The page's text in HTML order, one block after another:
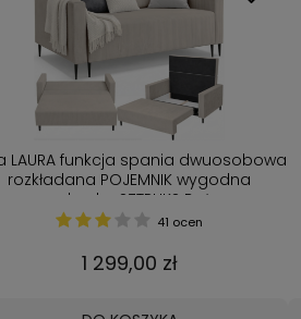
LAURA funkcja spania dwuosobowa
rozkładana POJEMNIK wygodna
amerykanka SZTRUKS Beżowy
41 ocen
1 299,00 zł